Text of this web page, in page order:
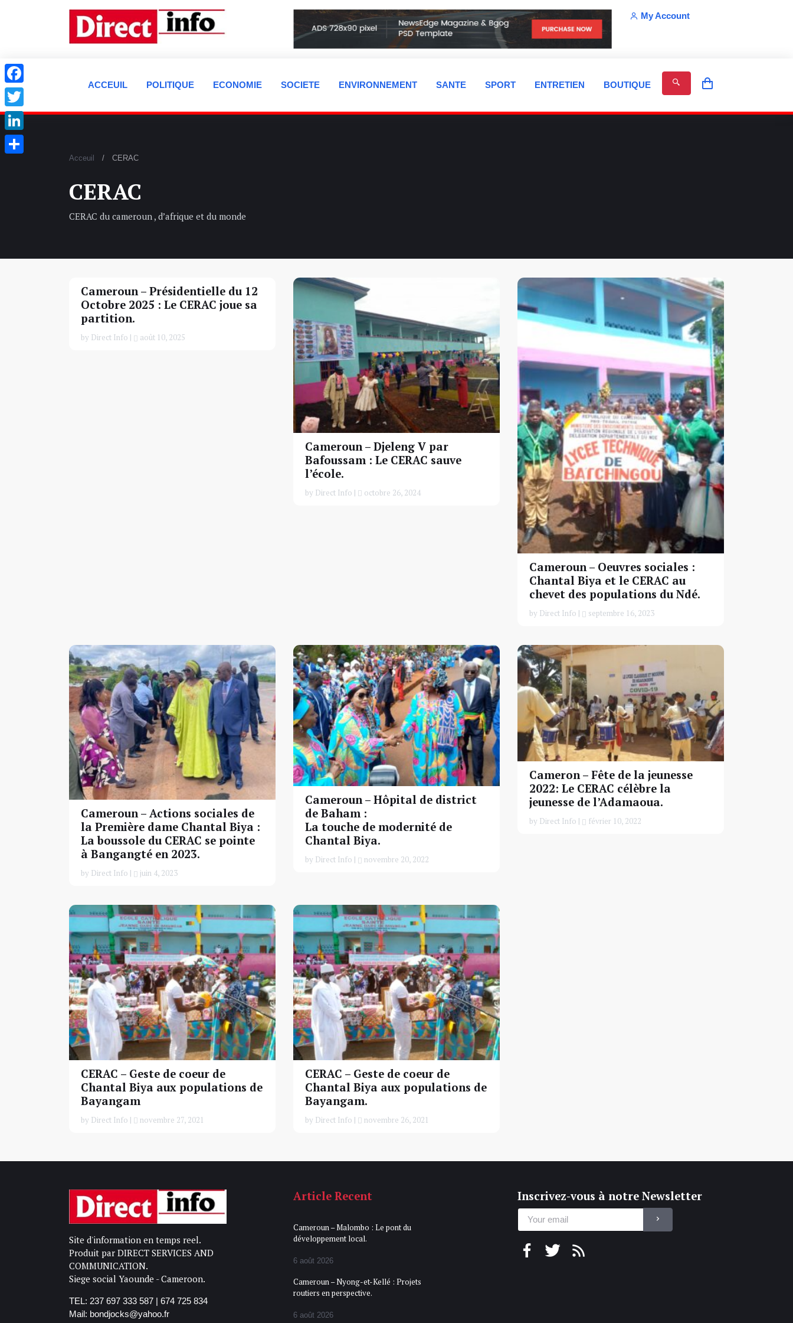
My Account
ACCEUIL POLITIQUE ECONOMIE SOCIETE ENVIRONNEMENT SANTE SPORT ENTRETIEN BOUTIQUE
Acceuil CERAC
CERAC
CERAC du cameroun , d’afrique et du monde
Cameroun – Présidentielle du 12
Octobre 2025 : Le CERAC joue sa
partition.
by Direct Info | août 10, 2025
Cameroun – Djeleng V par
Bafoussam : Le CERAC sauve
l’école.
by Direct Info | octobre 26, 2024
Cameroun – Oeuvres sociales :
Chantal Biya et le CERAC au
chevet des populations du Ndé.
by Direct Info | septembre 16, 2023
Cameroun – Actions sociales de
la Première dame Chantal Biya :
La boussole du CERAC se pointe
à Bangangté en 2023.
by Direct Info | juin 4, 2023
Cameroun – Hôpital de district
de Baham :
La touche de modernité de
Chantal Biya.
by Direct Info | novembre 20, 2022
Cameron – Fête de la jeunesse
2022: Le CERAC célèbre la
jeunesse de l’Adamaoua.
by Direct Info | février 10, 2022
CERAC – Geste de coeur de
Chantal Biya aux populations de
Bayangam
by Direct Info | novembre 27, 2021
CERAC – Geste de coeur de
Chantal Biya aux populations de
Bayangam.
by Direct Info | novembre 26, 2021
Site d'information en temps reel.
Produit par DIRECT SERVICES AND
COMMUNICATION.
Siege social Yaounde - Cameroon.
TEL: 237 697 333 587 | 674 725 834
Mail: bondjocks@yahoo.fr
Article Recent
Cameroun – Malombo : Le pont du
développement local.
6 août 2026
Cameroun – Nyong-et-Kellé : Projets
routiers en perspective.
6 août 2026
Inscrivez-vous à notre Newsletter
Facebook
Twitter
LinkedIn